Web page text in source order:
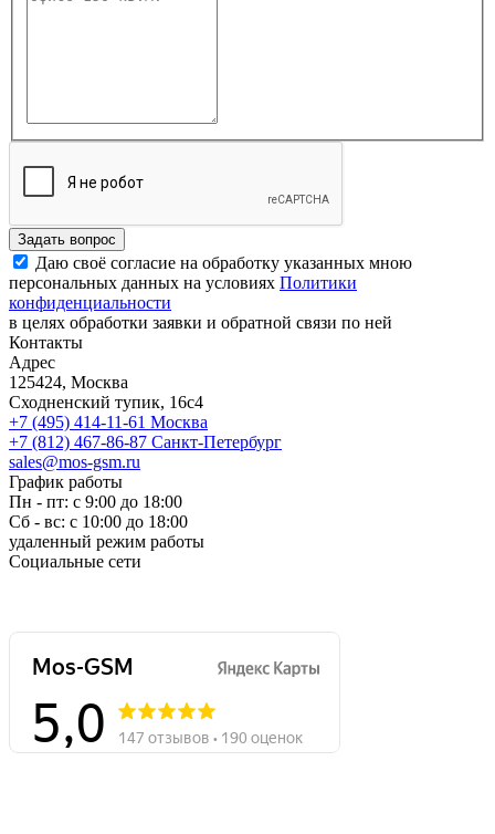
Задать вопрос
Даю своё согласие на обработку указанных мною
персональных данных на условиях Политики
конфиденциальности
в целях обработки заявки и обратной связи по ней
Контакты
Адрес
125424, Москва
Сходненский тупик, 16с4
+7 (495) 414-11-61 Москва
+7 (812) 467-86-87 Санкт-Петербург
sales@mos-gsm.ru
График работы
Пн - пт: с 9:00 до 18:00
Сб - вс: с 10:00 до 18:00
удаленный режим работы
Социальные сети